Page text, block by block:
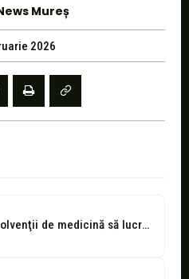
Mureș
2026
Bolojan vrea ca absolvenţii de medicină să lucreze în România cel puţin...